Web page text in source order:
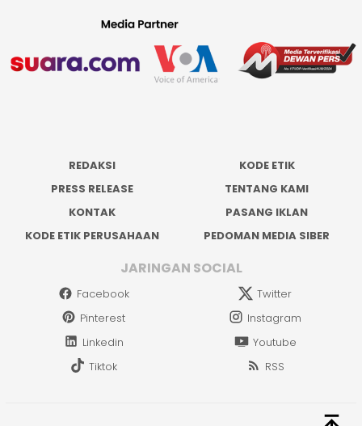
REDAKSI
KODE ETIK
PRESS RELEASE
TENTANG KAMI
KONTAK
PASANG IKLAN
KODE ETIK PERUSAHAAN
PEDOMAN MEDIA SIBER
JARINGAN SOCIAL
Facebook
Twitter
Pinterest
Instagram
Linkedin
Youtube
Tiktok
RSS